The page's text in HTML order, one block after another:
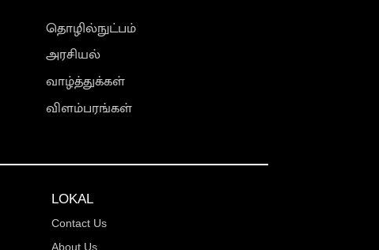
தொழில்நுட்பம்
அரசியல்
வாழ்த்துக்கள்
விளம்பரங்கள்
LOKAL
Contact Us
About Us